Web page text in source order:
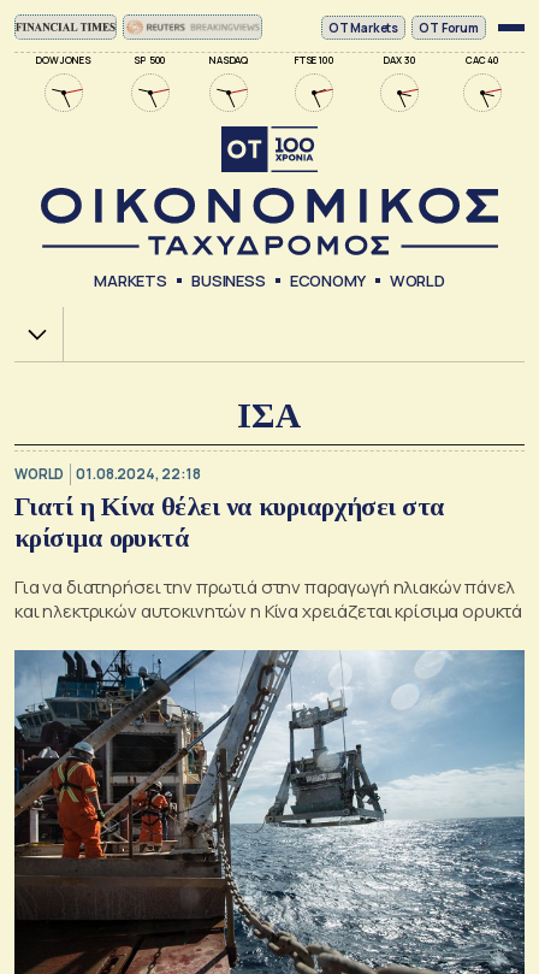
DOW JONES SP 500 NASDAQ FTSE 100 DAX 30 CAC 40
ΟΤ Markets OT Forum
MARKETS BUSINESS ECONOMY WORLD
Χ.Α.
ΙΣΑ
WORLD 01.08.2024, 22:18
Γιατί η Κίνα θέλει να κυριαρχήσει στα
κρίσιμα ορυκτά
Για να διατηρήσει την πρωτιά στην παραγωγή ηλιακών πάνελ
και ηλεκτρικών αυτοκινητών η Κίνα χρειάζεται κρίσιμα ορυκτά